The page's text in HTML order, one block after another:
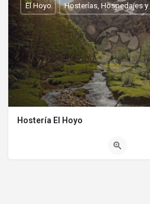
Hostería El Hoyo
WFGM+4H El
El Hoyo Hosterías, Hospedajes